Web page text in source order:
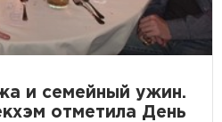
и семейный ужин.
отметила День